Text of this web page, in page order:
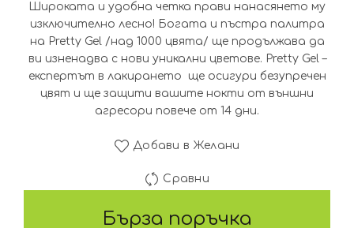
Широката и удобна четка прави нанасянето му
изключително лесно! Богата и пъстра палитра
на Pretty Gel /над 1000 цвята/ ще продължава да
ви изненадва с нови уникални цветове. Pretty Gel –
експертът в лакирането ще осигури безупречен
цвят и ще защити вашите нокти от външни
агресори повече от 14 дни.
Добави в Желани
Сравни
Бърза поръчка